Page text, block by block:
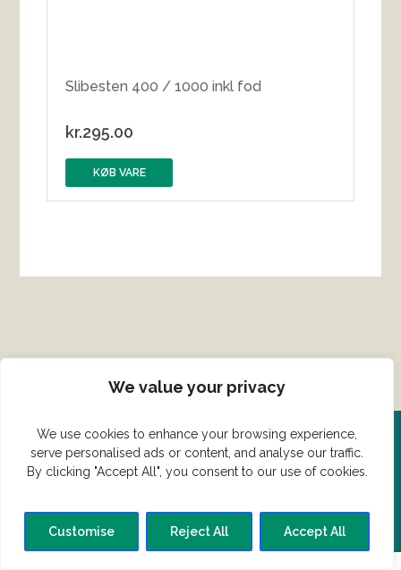
We value your privacy
We use cookies to enhance your browsing experience,
serve personalised ads or content, and analyse our traffic.
By clicking "Accept All", you consent to our use of cookies.
Customise Reject All Accept All
Slibesten 400 / 1000 inkl fod
kr.295.00
KØB VARE
Del din ret her!
Har du en konge ret du vil dele?